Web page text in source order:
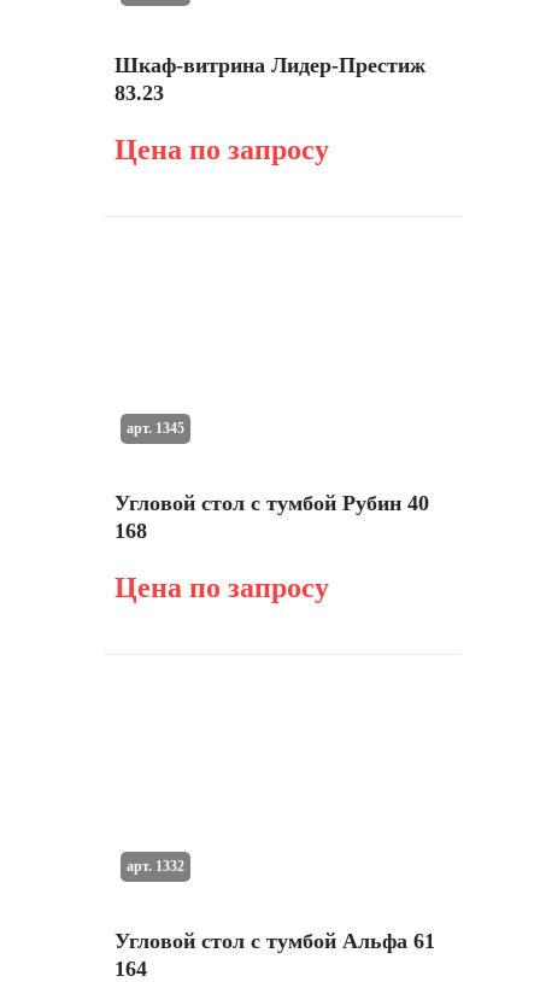
Шкаф-витрина Лидер-Престиж
83.23
Цена по запросу
Угловой стол с тумбой Рубин 40
168
Цена по запросу
арт. 1345
Угловой стол с тумбой Альфа 61
164
арт. 1332